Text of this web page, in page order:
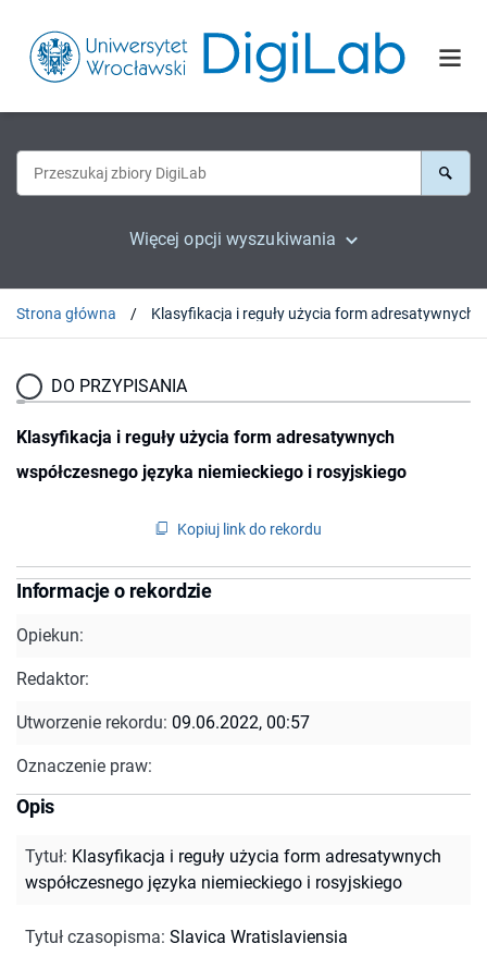
Więcej opcji wyszukiwania
Strona główna
DO PRZYPISANIA
Klasyfikacja i reguły użycia form adresatywnych
współczesnego języka niemieckiego i rosyjskiego
Kopiuj link do rekordu
Informacje o rekordzie
Opiekun:
Redaktor:
Utworzenie rekordu: 09.06.2022, 00:57
Oznaczenie praw:
Opis
Tytuł: Klasyfikacja i reguły użycia form adresatywnych
współczesnego języka niemieckiego i rosyjskiego
Tytuł czasopisma: Slavica Wratislaviensia